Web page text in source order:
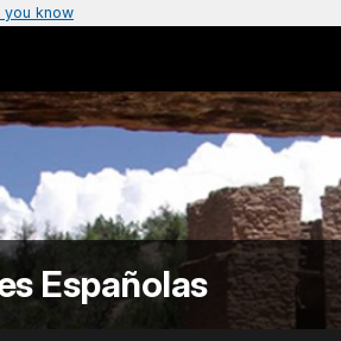
you know
Españolas